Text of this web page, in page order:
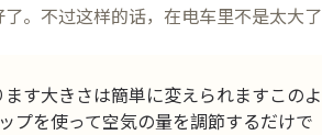
。不过这样的话，在电车里不是太大了
す大きさは簡単に変えられますこのよ
プを使って空気の量を調節するだけで